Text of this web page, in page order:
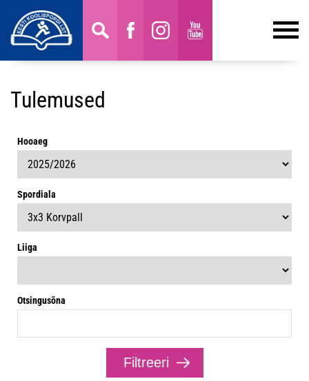
Tulemused
Hooaeg
Spordiala
Liiga
Otsingusõna